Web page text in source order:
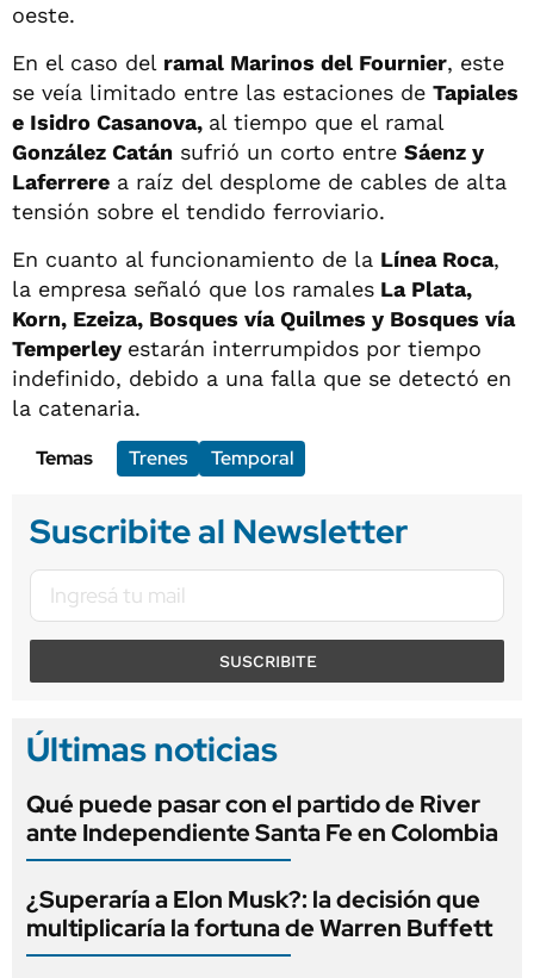
oeste.
En el caso del ramal Marinos del Fournier, este
se veía limitado entre las estaciones de Tapiales
e Isidro Casanova, al tiempo que el ramal
González Catán sufrió un corto entre Sáenz y
Laferrere a raíz del desplome de cables de alta
tensión sobre el tendido ferroviario.
En cuanto al funcionamiento de la Línea Roca,
la empresa señaló que los ramales La Plata,
Korn, Ezeiza, Bosques vía Quilmes y Bosques vía
Temperley estarán interrumpidos por tiempo
indefinido, debido a una falla que se detectó en
la catenaria.
Temas
Trenes Temporal
Suscribite al Newsletter
SUSCRIBITE
Últimas noticias
Qué puede pasar con el partido de River
ante Independiente Santa Fe en Colombia
¿Superaría a Elon Musk?: la decisión que
multiplicaría la fortuna de Warren Buffett